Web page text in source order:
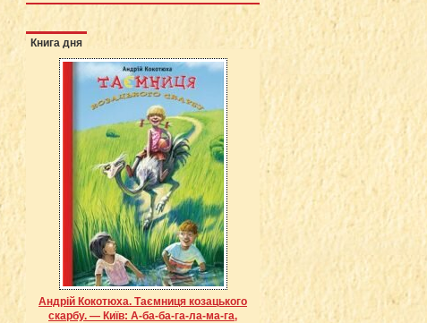
Книга дня
Андрій Кокотюха. Таємниця козацького
скарбу. — Київ: А-ба-ба-га-ла-ма-га,